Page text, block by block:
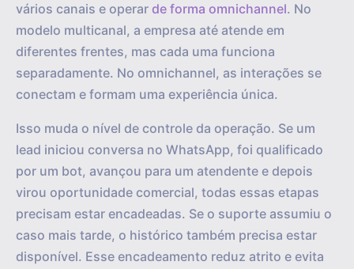
vários canais e operar de forma omnichannel. No
modelo multicanal, a empresa até atende em
diferentes frentes, mas cada uma funciona
separadamente. No omnichannel, as interações se
conectam e formam uma experiência única.
Isso muda o nível de controle da operação. Se um
lead iniciou conversa no WhatsApp, foi qualificado
por um bot, avançou para um atendente e depois
virou oportunidade comercial, todas essas etapas
precisam estar encadeadas. Se o suporte assumiu o
caso mais tarde, o histórico também precisa estar
disponível. Esse encadeamento reduz atrito e evita